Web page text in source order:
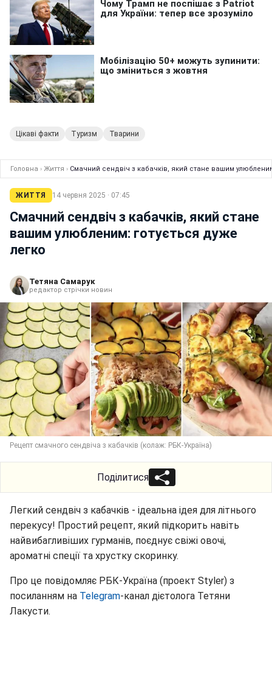
Цікаві факти Туризм Тварини
Головна › Життя › Смачний сендвіч з кабачків, який стане вашим
ЖИТТЯ 14 червня 2025 · 07:45
Смачний сендвіч з кабачків, який стане
вашим улюбленим: готується дуже
легко
Тетяна Самарук
редактор стрічки новин
Рецепт смачного сендвіча з кабачків (колаж: РБК-Україна)
Поділитися
Легкий сендвіч з кабачків - ідеальна ідея для літнього
перекусу! Простий рецепт, який підкорить навіть
найвибагливіших гурманів, поєднує свіжі овочі,
ароматні спеції та хрустку скоринку.
Про це повідомляє РБК-Україна (проект Styler) з
посиланням на Telegram-канал дієтолога Тетяни
Лакусти.